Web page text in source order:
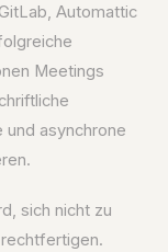
Automattic
Meetings
asynchrone
sich nicht zu